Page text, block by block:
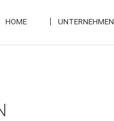
HOME UNTERNEHMEN